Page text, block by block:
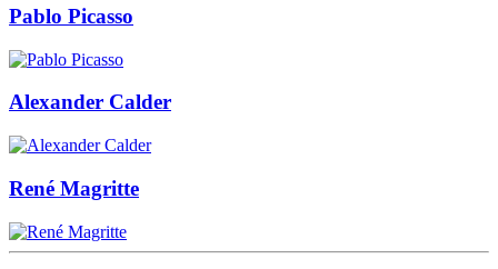
Pablo Picasso
Alexander Calder
René Magritte